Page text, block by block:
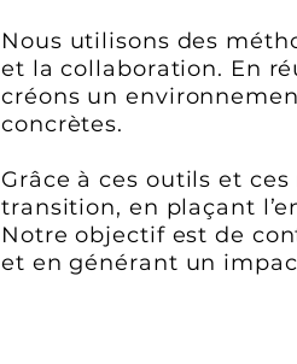
Nous utilisons des
et la collaboration. En
créons un
concrètes.
Grâce à ces outils et
transition, en plaçant
Notre objectif est de
et en générant un